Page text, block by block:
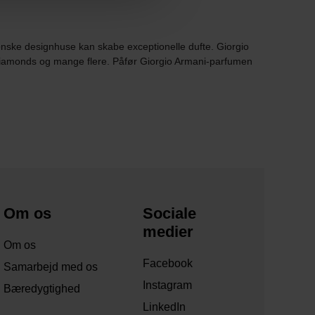
designhuse kan skabe exceptionelle dufte. Giorgio
og mange flere. Påfør Giorgio Armani-parfumen
Om os
Om os
Samarbejd med os
Bæredygtighed
Sociale
medier
Facebook
Instagram
LinkedIn